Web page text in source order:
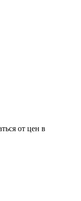
от цен в